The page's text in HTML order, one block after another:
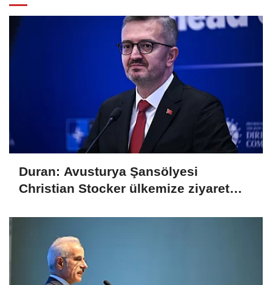
Duran: Avusturya Şansölyesi
Christian Stocker ülkemize ziyaret